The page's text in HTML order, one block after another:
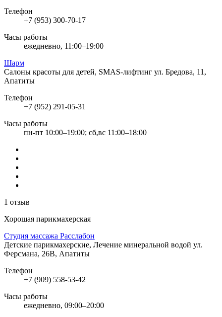
Телефон
+7 (953) 300-70-17
Часы работы
ежедневно, 11:00–19:00
Шарм
Салоны красоты для детей, SMAS-лифтинг ул. Бредова, 11,
Апатиты
Телефон
+7 (952) 291-05-31
Часы работы
пн-пт 10:00–19:00; сб,вс 11:00–18:00
1 отзыв
Хорошая парикмахерская
Студия массажа Расслабон
Детские парикмахерские, Лечение минеральной водой ул.
Ферсмана, 26В, Апатиты
Телефон
+7 (909) 558-53-42
Часы работы
ежедневно, 09:00–20:00